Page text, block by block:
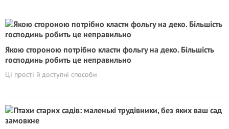
Якою стороною потрібно класти фольгу на деко. Більшість
господинь робить це неправильно
Ці прості й доступні способи